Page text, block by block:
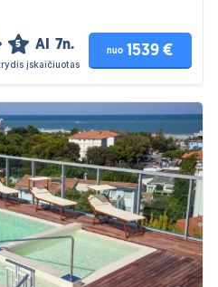
5 AI 7n.
įskaičiuotas
nuo 1539 €